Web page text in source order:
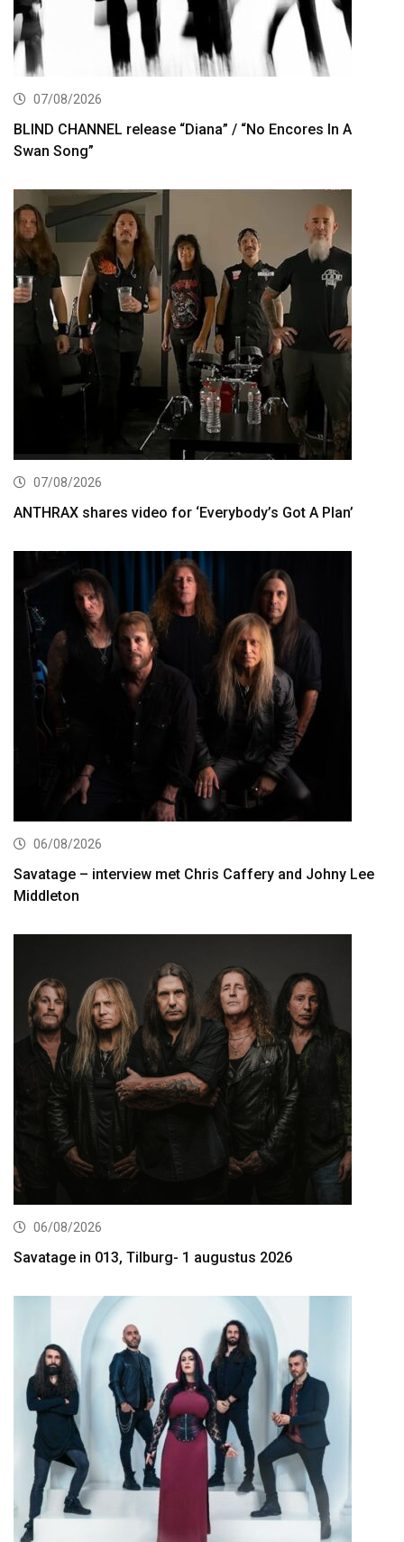
07/08/2026
BLIND CHANNEL release “Diana” / “No Encores In A
Swan Song”
07/08/2026
ANTHRAX shares video for ‘Everybody’s Got A Plan’
06/08/2026
Savatage – interview met Chris Caffery and Johny Lee
Middleton
06/08/2026
Savatage in 013, Tilburg- 1 augustus 2026